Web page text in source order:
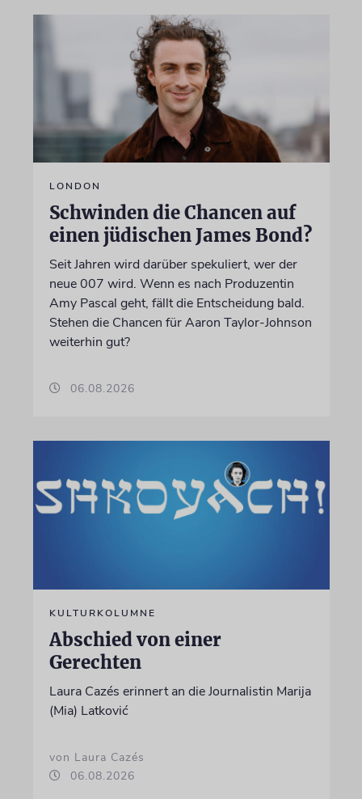
LONDON
Schwinden die Chancen auf
einen jüdischen James Bond?
Seit Jahren wird darüber spekuliert, wer der
neue 007 wird. Wenn es nach Produzentin
Amy Pascal geht, fällt die Entscheidung bald.
Stehen die Chancen für Aaron Taylor-Johnson
weiterhin gut?
06.08.2026
KULTURKOLUMNE
Abschied von einer
Gerechten
Laura Cazés erinnert an die Journalistin Marija
(Mia) Latković
von Laura Cazés
06.08.2026